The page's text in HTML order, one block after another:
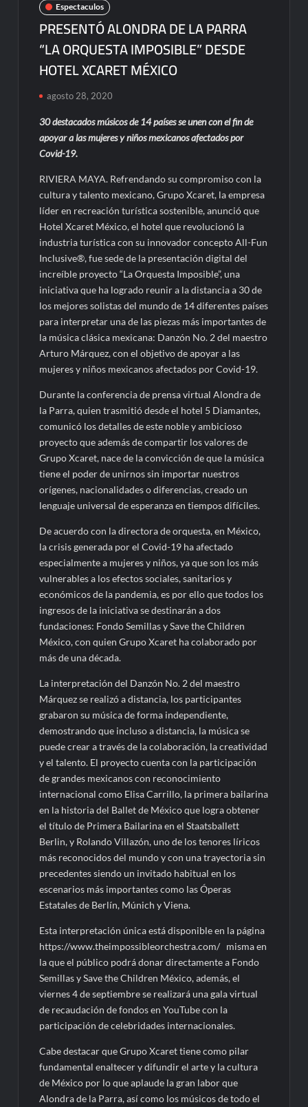
Espectaculos
PRESENTÓ ALONDRA DE LA PARRA
“LA ORQUESTA IMPOSIBLE” DESDE
HOTEL XCARET MÉXICO
agosto 28, 2020
30 destacados músicos de 14 países se unen con el fin de
apoyar a las mujeres y niños mexicanos afectados por
Covid-19.
RIVIERA MAYA. Refrendando su compromiso con la
cultura y talento mexicano, Grupo Xcaret, la empresa
líder en recreación turística sostenible, anunció que
Hotel Xcaret México, el hotel que revolucionó la
industria turística con su innovador concepto All-Fun
Inclusive®, fue sede de la presentación digital del
increíble proyecto “La Orquesta Imposible”, una
iniciativa que ha logrado reunir a la distancia a 30 de
los mejores solistas del mundo de 14 diferentes países
para interpretar una de las piezas más importantes de
la música clásica mexicana: Danzón No. 2 del maestro
Arturo Márquez, con el objetivo de apoyar a las
mujeres y niños mexicanos afectados por Covid-19.
Durante la conferencia de prensa virtual Alondra de
la Parra, quien trasmitió desde el hotel 5 Diamantes,
comunicó los detalles de este noble y ambicioso
proyecto que además de compartir los valores de
Grupo Xcaret, nace de la convicción de que la música
tiene el poder de unirnos sin importar nuestros
orígenes, nacionalidades o diferencias, creado un
lenguaje universal de esperanza en tiempos difíciles.
De acuerdo con la directora de orquesta, en México,
la crisis generada por el Covid-19 ha afectado
especialmente a mujeres y niños, ya que son los más
vulnerables a los efectos sociales, sanitarios y
económicos de la pandemia, es por ello que todos los
ingresos de la iniciativa se destinarán a dos
fundaciones: Fondo Semillas y Save the Children
México, con quien Grupo Xcaret ha colaborado por
más de una década.
La interpretación del Danzón No. 2 del maestro
Márquez se realizó a distancia, los participantes
grabaron su música de forma independiente,
demostrando que incluso a distancia, la música se
puede crear a través de la colaboración, la creatividad
y el talento. El proyecto cuenta con la participación
de grandes mexicanos con reconocimiento
internacional como Elisa Carrillo, la primera bailarina
en la historia del Ballet de México que logra obtener
el título de Primera Bailarina en el Staatsballett
Berlin, y Rolando Villazón, uno de los tenores líricos
más reconocidos del mundo y con una trayectoria sin
precedentes siendo un invitado habitual en los
escenarios más importantes como las Óperas
Estatales de Berlín, Múnich y Viena.
Esta interpretación única está disponible en la página
https://www.theimpossibleorchestra.com/ misma en
la que el público podrá donar directamente a Fondo
Semillas y Save the Children México, además, el
viernes 4 de septiembre se realizará una gala virtual
de recaudación de fondos en YouTube con la
participación de celebridades internacionales.
Cabe destacar que Grupo Xcaret tiene como pilar
fundamental enaltecer y difundir el arte y la cultura
de México por lo que aplaude la gran labor que
Alondra de la Parra, así como los músicos de todo el